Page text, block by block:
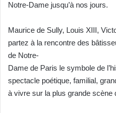
Notre-Dame jusqu’à nos jours.
Maurice de Sully, Louis XIII,
partez à la rencontre des
de Notre-
Dame de Paris le symbole de
spectacle poétique, familial,
à vivre sur la plus grande scène